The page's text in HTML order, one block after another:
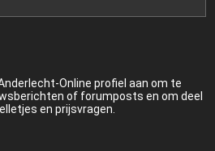
Online profiel aan om te
of forumposts en om deel
en prijsvragen.